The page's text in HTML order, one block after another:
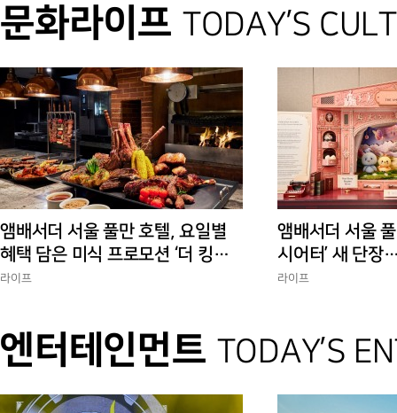
문화라이프 TODAY’S
앰배서더 서울 풀만 호텔, 요일별
혜택 담은 미식 프로모션 ‘더 킹스 :
다이닝 프리빌리지즈’ 선봬
라이프
앰배서더 서울
시어터’ 새 단장
험 선사
라이프
엔터테인먼트 TODAY’S